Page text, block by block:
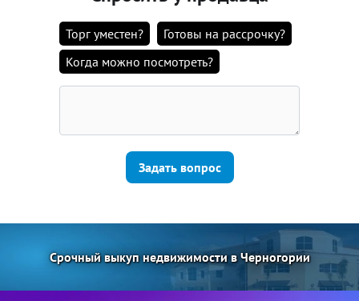
Торг уместен?
Готовы на рассрочку?
Когда можно посмотреть?
Задать вопрос
Срочный выкуп недвижимости в Черногории